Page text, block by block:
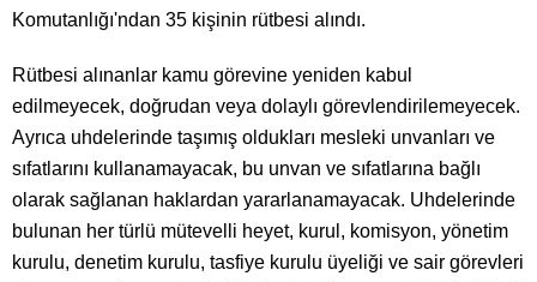
Komutanlığı'ndan 35 kişinin rütbesi alındı.
Rütbesi alınanlar kamu görevine yeniden kabul
edilmeyecek, doğrudan veya dolaylı görevlendirilemeyecek.
Ayrıca uhdelerinde taşımış oldukları mesleki unvanları ve
sıfatlarını kullanamayacak, bu unvan ve sıfatlarına bağlı
olarak sağlanan haklardan yararlanamayacak. Uhdelerinde
bulunan her türlü mütevelli heyet, kurul, komisyon, yönetim
kurulu, denetim kurulu, tasfiye kurulu üyeliği ve sair görevleri